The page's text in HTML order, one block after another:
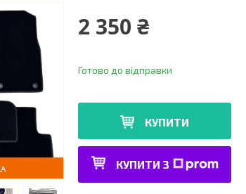
2 350 ₴
Готово до відправки
КУПИТИ
КУПИТИ З